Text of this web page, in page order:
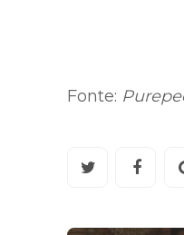
Fonte: